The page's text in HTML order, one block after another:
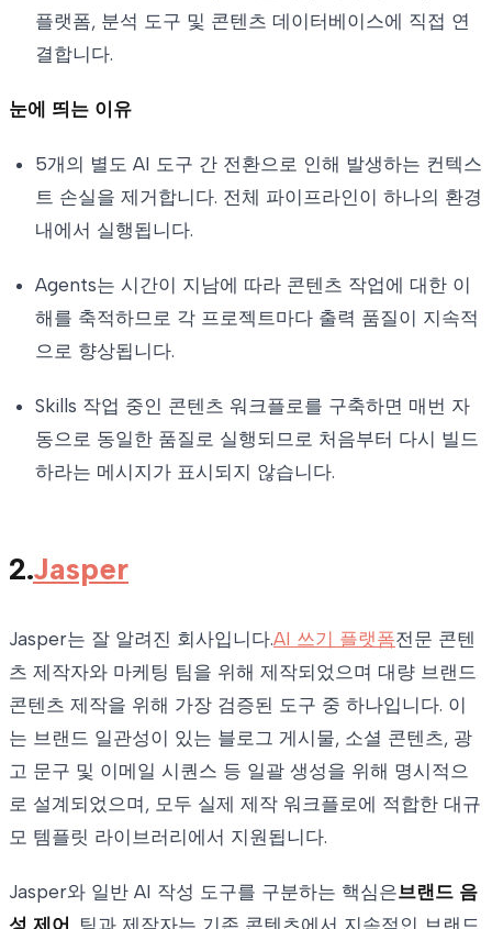
플랫폼, 분석 도구 및 콘텐츠 데이터베이스에 직접 연
결합니다.
눈에 띄는 이유
5개의 별도 AI 도구 간 전환으로 인해 발생하는 컨텍스
트 손실을 제거합니다. 전체 파이프라인이 하나의 환경
내에서 실행됩니다.
Agents는 시간이 지남에 따라 콘텐츠 작업에 대한 이
해를 축적하므로 각 프로젝트마다 출력 품질이 지속적
으로 향상됩니다.
Skills 작업 중인 콘텐츠 워크플로를 구축하면 매번 자
동으로 동일한 품질로 실행되므로 처음부터 다시 빌드
하라는 메시지가 표시되지 않습니다.
2.Jasper
Jasper는 잘 알려진 회사입니다.AI 쓰기 플랫폼전문 콘텐
츠 제작자와 마케팅 팀을 위해 제작되었으며 대량 브랜드
콘텐츠 제작을 위해 가장 검증된 도구 중 하나입니다. 이
는 브랜드 일관성이 있는 블로그 게시물, 소셜 콘텐츠, 광
고 문구 및 이메일 시퀀스 등 일괄 생성을 위해 명시적으
로 설계되었으며, 모두 실제 제작 워크플로에 적합한 대규
모 템플릿 라이브러리에서 지원됩니다.
Jasper와 일반 AI 작성 도구를 구분하는 핵심은브랜드 음
성 제어 . 팀과 제작자는 기존 콘텐츠에서 지속적인 브랜드